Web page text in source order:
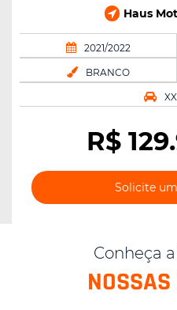
Haus
2021/2022
BRANCO
R$
Solicite
Conheça
NOSSAS